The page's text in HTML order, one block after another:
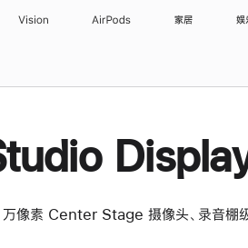
Vision AirPods 家居 娱
像素 Center Stage 摄像头、录音棚级